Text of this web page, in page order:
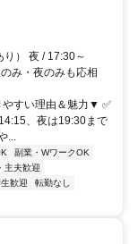
） 夜 / 17:30～
み・夜のみも応相
い理由＆魅力▼ ✅
、夜は19:30まで
...
副業・WワークOK
主夫歓迎
歓迎
転勤なし